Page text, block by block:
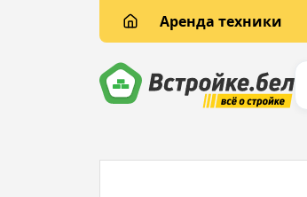
Аренда техники